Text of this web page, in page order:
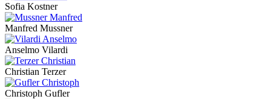
Sofia Kostner
Manfred Mussner
Anselmo Vilardi
Christian Terzer
Christoph Gufler